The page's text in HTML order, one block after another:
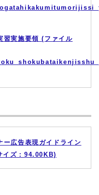
習実施要領 (ファイル
ー広告表現ガイドライン
ズ：94.00KB)